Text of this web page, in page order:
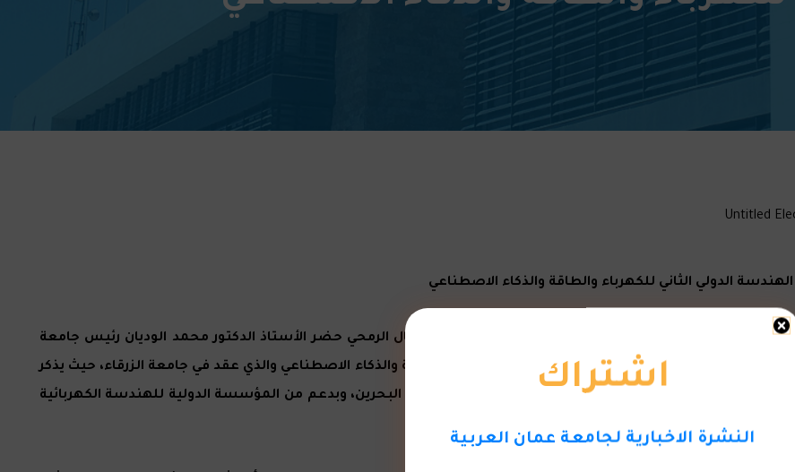
الدولي الثاني للكهرباء والطاقة والذكاء الاصطناعي
الخرابشة وبدعوة من رئيس جامعة الزرقاء الاستاذ الدكتور نضال الرمحي حضر الأستاذ الدكتور محمد الوديان رئيس جامعة
افتتاح مؤتمر الهندسة الدولي الثاني للكهرباء والطاقة والذكاء الاصطناعي والذي عقد في جامعة الزرقاء، حيث يذكر
وجامعة الأعمال والتكنولوجيا من جدة والجامعة الأهلية في البحرين، وبدعم من المؤسسة الدولية للهندسة الكهربائية
اشتراك
النشرة الاخبارية لجامعة عمان العربية